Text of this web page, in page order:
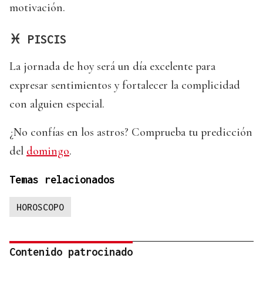
motivación.
♓ PISCIS
La jornada de hoy será un día excelente para
expresar sentimientos y fortalecer la complicidad
con alguien especial.
¿No confías en los astros? Comprueba tu predicción
del domingo.
Temas relacionados
HOROSCOPO
Contenido patrocinado